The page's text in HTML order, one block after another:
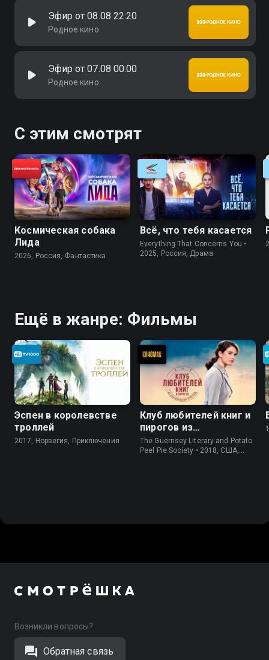
реальность, где действуют совсем другие правила.
Впереди — неизвестность, позади — сожжённые
мосты. «Бумер» — смотрите онлайн в хорошем
качестве.
Эфир от 08.08 22:20
Родное кино
Эфир от 07.08 00:00
Родное кино
С этим смотрят
Космическая собака
Лида
2026, Россия, Фантастика
Всё, что тебя касается
Everything That Concerns You •
2025, Россия, Драма
Ещё в жанре: Фильмы
Эспен в королевстве
троллей
2017, Норвегия, Приключения
Клуб любителей книг и
пирогов из
картофельных
очистков
The Guernsey Literary and Potato
Peel Pie Society • 2018, США,
Возникли вопросы?
Обратная связь